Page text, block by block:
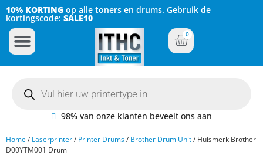
10% KORTING op alle toners en drums. Gebruik de
kortingscode: SALE10
0
98% van onze klanten beveelt ons aan
Home/ Laserprinter/ Printer Drums/ Brother Drum Unit/ Huismerk Brother
D00YTM001 Drum